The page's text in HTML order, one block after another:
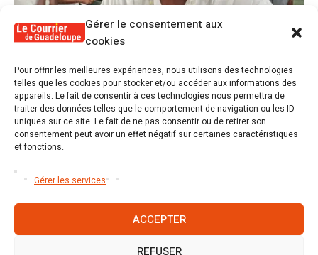
Gérer le consentement aux
cookies
Pour offrir les meilleures expériences, nous utilisons des technologies
telles que les cookies pour stocker et/ou accéder aux informations des
appareils. Le fait de consentir à ces technologies nous permettra de
traiter des données telles que le comportement de navigation ou les ID
uniques sur ce site. Le fait de ne pas consentir ou de retirer son
consentement peut avoir un effet négatif sur certaines caractéristiques
et fonctions.
Gérer les services
ACCEPTER
REFUSER
1 Alex Lollia : « Cédric Cornet développait
une forme de populisme qui aurait pu se
transformer en macoutisme »
2